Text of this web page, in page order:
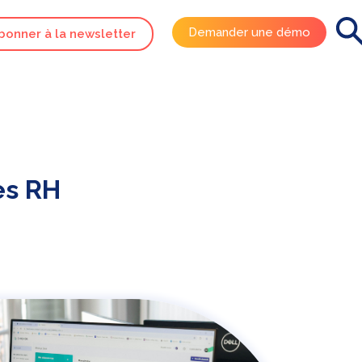
à la newsletter Demander une démo
RH